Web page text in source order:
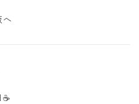
へ